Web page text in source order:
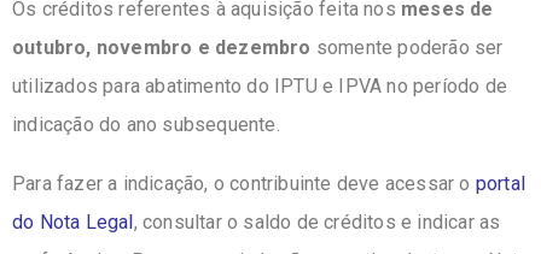
Os créditos referentes à aquisição feita nos meses de
outubro, novembro e dezembro somente poderão ser
utilizados para abatimento do IPTU e IPVA no período de
indicação do ano subsequente.
Para fazer a indicação, o contribuinte deve acessar o portal
do Nota Legal , consultar o saldo de créditos e indicar as